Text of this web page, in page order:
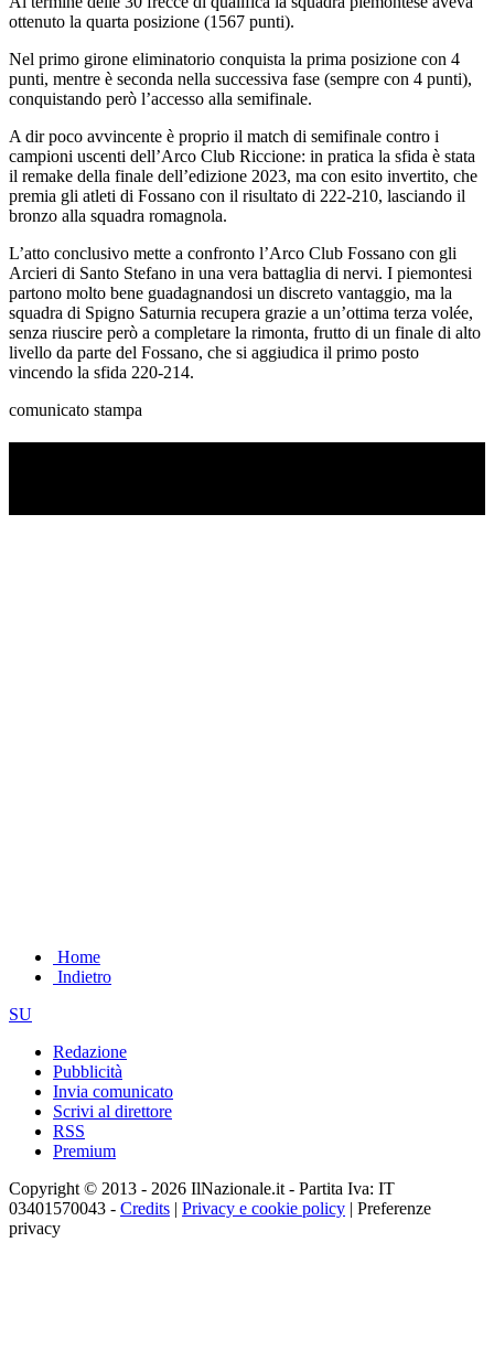
ottenuto la quarta posizione (1567 punti).
Nel primo girone eliminatorio conquista la prima posizione con 4
punti, mentre è seconda nella successiva fase (sempre con 4 punti),
conquistando però l’accesso alla semifinale.
A dir poco avvincente è proprio il match di semifinale contro i
campioni uscenti dell’Arco Club Riccione: in pratica la sfida è stata
il remake della finale dell’edizione 2023, ma con esito invertito, che
premia gli atleti di Fossano con il risultato di 222-210, lasciando il
bronzo alla squadra romagnola.
L’atto conclusivo mette a confronto l’Arco Club Fossano con gli
Arcieri di Santo Stefano in una vera battaglia di nervi. I piemontesi
partono molto bene guadagnandosi un discreto vantaggio, ma la
squadra di Spigno Saturnia recupera grazie a un’ottima terza volée,
senza riuscire però a completare la rimonta, frutto di un finale di alto
livello da parte del Fossano, che si aggiudica il primo posto
vincendo la sfida 220-214.
comunicato stampa
Home
Indietro
SU
Redazione
Pubblicità
Invia comunicato
Scrivi al direttore
RSS
Premium
Copyright © 2013 - 2026 IlNazionale.it - Partita Iva: IT
03401570043 - Credits | Privacy e cookie policy | Preferenze
privacy